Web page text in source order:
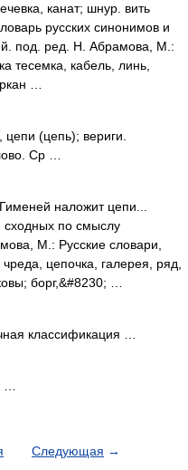
канат; шнур. вить
русских синонимов и
под. ред. Н. Абрамова, М.:
тесемка, кабель, линь,
…
(цепь); вериги.
Ср …
наложит цепи...
сходных по смыслу
М.: Русские словари,
цепочка, галерея, ряд,
борг,&#8230; …
классификация …
Следующая →